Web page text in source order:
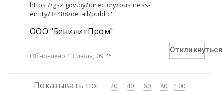
https://gsz.gov.by/directory/business-
entity/34488/detail/public/
OOO "БенилитПром"
Обновлено 13 июля, 09:45
Показывать по: 20 40 60 80 100